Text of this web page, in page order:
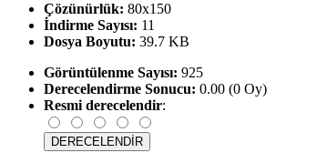
Çözünürlük: 80x150
İndirme Sayısı: 11
Dosya Boyutu: 39.7 KB
Görüntülenme Sayısı: 925
Derecelendirme Sonucu: 0.00 (0 Oy)
Resmi derecelendir: